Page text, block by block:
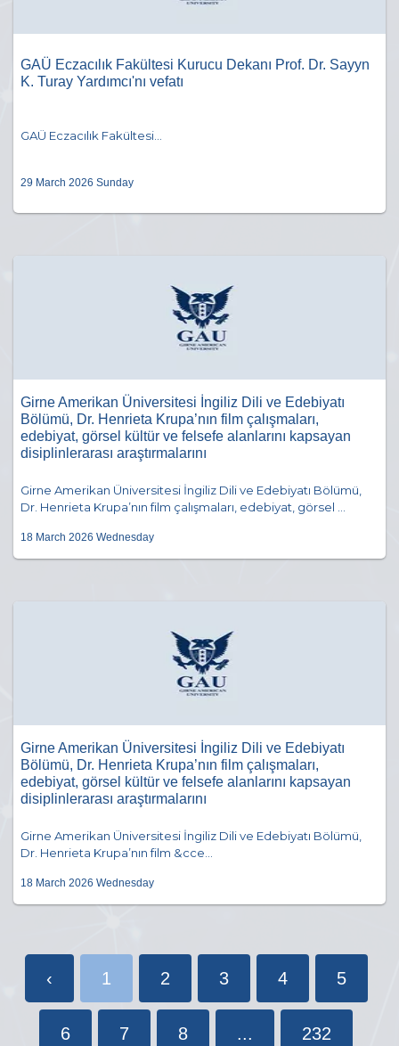
GAÜ Eczacılık Fakültesi Kurucu Dekanı Prof. Dr. Sayyn
K. Turay Yardımcı'nı vefatı
GAÜ Eczacılık Fakültesi...
29 March 2026 Sunday
Girne Amerikan Üniversitesi İngiliz Dili ve Edebiyatı
Bölümü, Dr. Henrieta Krupa’nın film çalışmaları,
edebiyat, görsel kültür ve felsefe alanlarını kapsayan
disiplinlerarası araştırmalarını
Girne Amerikan Üniversitesi İngiliz Dili ve Edebiyatı Bölümü,
Dr. Henrieta Krupa’nın film çalışmaları, edebiyat, görsel ...
18 March 2026 Wednesday
Girne Amerikan Üniversitesi İngiliz Dili ve Edebiyatı
Bölümü, Dr. Henrieta Krupa’nın film çalışmaları,
edebiyat, görsel kültür ve felsefe alanlarını kapsayan
disiplinlerarası araştırmalarını
Girne Amerikan Üniversitesi İngiliz Dili ve Edebiyatı Bölümü,
Dr. Henrieta Krupa’nın film &cce...
18 March 2026 Wednesday
‹ 1 2 3 4 5
6 7 8 ... 232